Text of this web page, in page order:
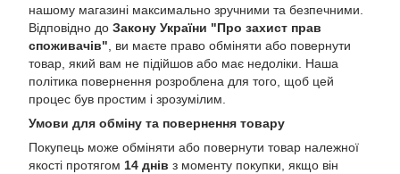
нашому магазині максимально зручними та безпечними.
Відповідно до Закону України "Про захист прав
споживачів" , ви маєте право обміняти або повернути
товар, який вам не підійшов або має недоліки. Наша
політика повернення розроблена для того, щоб цей
процес був простим і зрозумілим.
Умови для обміну та повернення товару
Покупець може обміняти або повернути товар належної
якості протягом 14 днів з моменту покупки, якщо він